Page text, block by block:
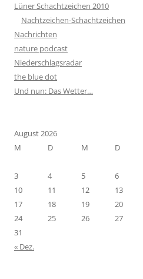
Lüner Schachtzeichen 2010
Nachtzeichen-Schachtzeichen
Nachrichten
nature podcast
Niederschlagsradar
the blue dot
Und nun: Das Wetter…
August 2026
M
D M D
3
4 5 6
10
11 12 13
17
18 19 20
24
25 26 27
31
« Dez.